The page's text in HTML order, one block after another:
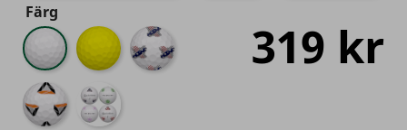
Färg
Vit Gul
Pix
USA
Pix
Mix
319 kr